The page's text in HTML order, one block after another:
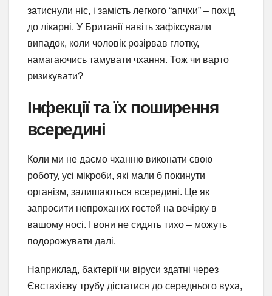
затиснули ніс, і замість легкого “апчхи” – похід
до лікарні. У Британії навіть зафіксували
випадок, коли чоловік розірвав глотку,
намагаючись тамувати чхання. Тож чи варто
ризикувати?
Інфекції та їх поширення
всередині
Коли ми не даємо чханню виконати свою
роботу, усі мікроби, які мали б покинути
організм, залишаються всередині. Це як
запросити непроханих гостей на вечірку в
вашому носі. І вони не сидять тихо – можуть
подорожувати далі.
Наприклад, бактерії чи віруси здатні через
Євстахієву трубу дістатися до середнього вуха,